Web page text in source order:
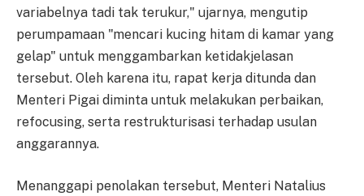
variabelnya tadi tak terukur," ujarnya, mengutip
perumpamaan "mencari kucing hitam di kamar yang
gelap" untuk menggambarkan ketidakjelasan
tersebut. Oleh karena itu, rapat kerja ditunda dan
Menteri Pigai diminta untuk melakukan perbaikan,
refocusing, serta restrukturisasi terhadap usulan
anggarannya.
Menanggapi penolakan tersebut, Menteri Natalius